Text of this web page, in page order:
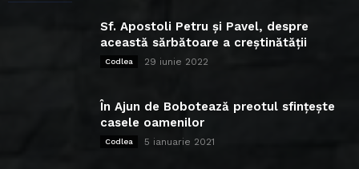
Sf. Apostoli Petru și Pavel, despre
această sărbătoare a creștinătății
Codlea 29 iunie 2022
În Ajun de Bobotează preotul sfințește
casele oamenilor
Codlea 5 ianuarie 2021